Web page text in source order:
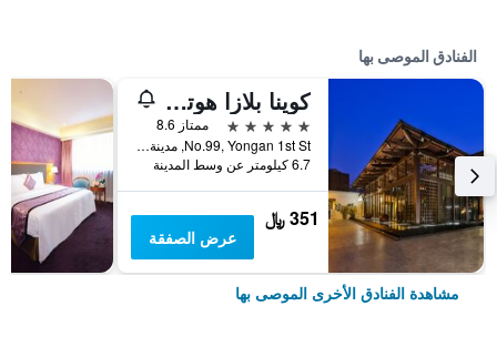
الفنادق الموصى بها
كوينا بلازا هوتل تاينان
5 نجوم
ممتاز 8.6
No.99, Yongan 1st St, مدينة تاينان, تايوان
6.7 كيلومتر عن وسط المدينة
351 ﷼
عرض الصفقة
مشاهدة الفنادق الأخرى الموصى بها